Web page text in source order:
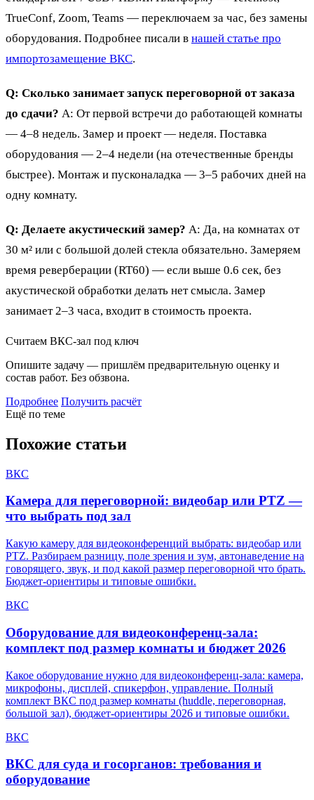
TrueConf, Zoom, Teams — переключаем за час, без замены
оборудования. Подробнее писали в нашей статье про
импортозамещение ВКС.
Q: Сколько занимает запуск переговорной от заказа
до сдачи? A: От первой встречи до работающей комнаты
— 4–8 недель. Замер и проект — неделя. Поставка
оборудования — 2–4 недели (на отечественные бренды
быстрее). Монтаж и пусконаладка — 3–5 рабочих дней на
одну комнату.
Q: Делаете акустический замер? A: Да, на комнатах от
30 м² или с большой долей стекла обязательно. Замеряем
время реверберации (RT60) — если выше 0.6 сек, без
акустической обработки делать нет смысла. Замер
занимает 2–3 часа, входит в стоимость проекта.
Считаем ВКС-зал под ключ
Опишите задачу — пришлём предварительную оценку и
состав работ. Без обзвона.
Подробнее Получить расчёт
Ещё по теме
Похожие статьи
ВКС
Камера для переговорной: видеобар или PTZ —
что выбрать под зал
Какую камеру для видеоконференций выбрать: видеобар или
PTZ. Разбираем разницу, поле зрения и зум, автонаведение на
говорящего, звук, и под какой размер переговорной что брать.
Бюджет-ориентиры и типовые ошибки.
ВКС
Оборудование для видеоконференц-зала:
комплект под размер комнаты и бюджет 2026
Какое оборудование нужно для видеоконференц-зала: камера,
микрофоны, дисплей, спикерфон, управление. Полный
комплект ВКС под размер комнаты (huddle, переговорная,
большой зал), бюджет-ориентиры 2026 и типовые ошибки.
ВКС
ВКС для суда и госорганов: требования и
оборудование